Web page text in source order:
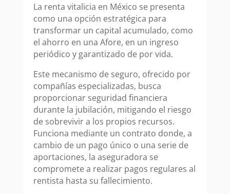
La renta vitalicia en México se presenta
como una opción estratégica para
transformar un capital acumulado, como
el ahorro en una Afore, en un ingreso
periódico y garantizado de por vida.
Este mecanismo de seguro, ofrecido por
compañías especializadas, busca
proporcionar seguridad financiera
durante la jubilación, mitigando el riesgo
de sobrevivir a los propios recursos.
Funciona mediante un contrato donde, a
cambio de un pago único o una serie de
aportaciones, la aseguradora se
compromete a realizar pagos regulares al
rentista hasta su fallecimiento.